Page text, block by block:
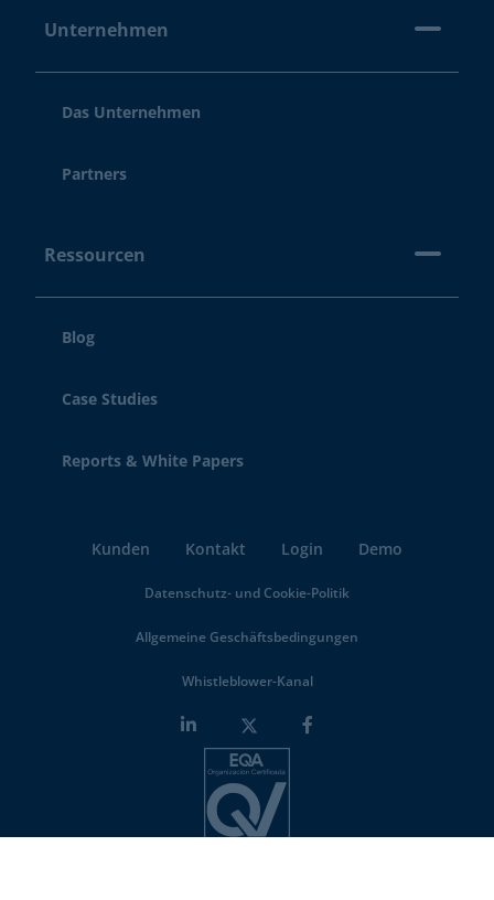
Unternehmen
Das Unternehmen
Partners
Ressourcen
Blog
Case Studies
Reports & White Papers
Kunden Kontakt Login Demo
Datenschutz- und Cookie-Politik
Allgemeine Geschäftsbedingungen
Whistleblower-Kanal